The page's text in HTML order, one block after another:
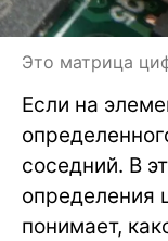
Это матрица
Если на
соседний. В
определения
понимает,